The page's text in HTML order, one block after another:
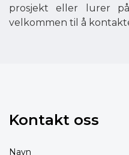
prosjekt eller lurer
velkommen til å
Kontakt oss